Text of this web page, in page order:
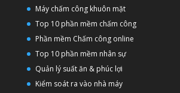
Máy chấm công khuôn mặt
Top 10 phần mềm chấm công
Phần mềm Chấm công online
Top 10 phần mềm nhân sự
Quản lý suất ăn & phúc lợi
Kiểm soát ra vào nhà máy